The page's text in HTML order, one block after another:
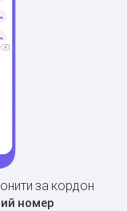
за кордон
номер